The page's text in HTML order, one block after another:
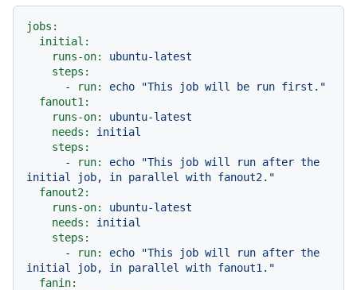
jobs:
initial:
runs-on:
ubuntu-latest
steps:
-
run: echo
"This job will be run first."
fanout1:
runs-on:
ubuntu-latest
needs:
initial
steps:
-
run: echo
"This job will run after the
initial job, in parallel with fanout2."
fanout2:
runs-on:
ubuntu-latest
needs:
initial
steps:
-
run: echo
"This job will run after the
initial job, in parallel with fanout1."
fanin: